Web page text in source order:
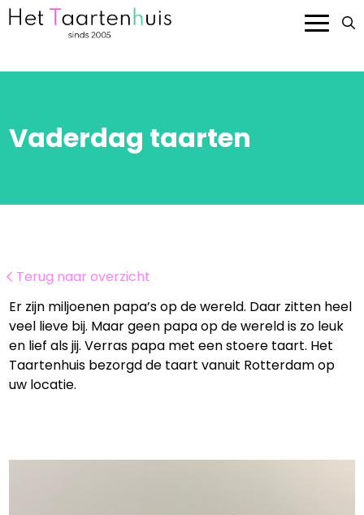
Over ons
Vaderdag taarten
Terug naar overzicht
Er zijn miljoenen papa’s op de wereld. Daar zitten heel
veel lieve bij. Maar geen papa op de wereld is zo leuk
en lief als jij. Verras papa met een stoere taart. Het
Taartenhuis bezorgd de taart vanuit Rotterdam op
uw locatie.